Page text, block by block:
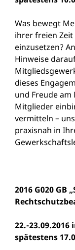
Was bewegt
ihrer freien
einzusetzen?
Hinweise
dieses
und Freude
Mitglieder
vermitteln –
praxisnah in
2016 G020 GB
22.-
spätestens